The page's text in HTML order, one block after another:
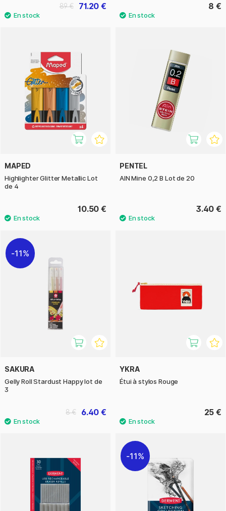
71.20 €
89 € 8 €
MAPED
Highlighter Glitter Metallic Lot
de 4
10.50 €
PENTEL
AIN Mine 0,2 B Lot de 20
3.40 €
11%
SAKURA
Gelly Roll Stardust Happy lot de
3
6.40 €
8 €
YKRA
Étui à stylos Rouge
25 €
11%